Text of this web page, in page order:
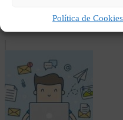
Política de Cookies